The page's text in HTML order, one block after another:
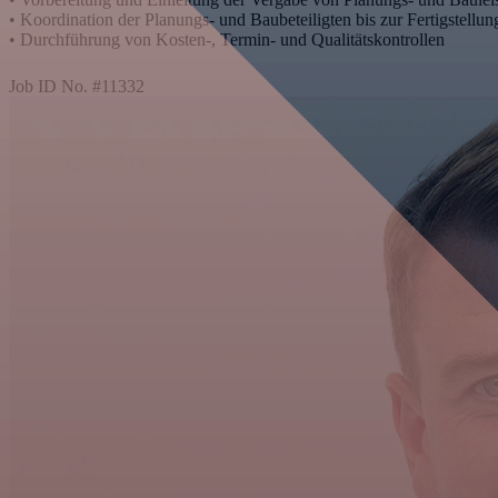
• Koordination der Planungs- und Baubeteiligten bis zur
• Durchführung von Kosten-, Termin- und Qualitätskontrollen
Job ID No. #11332